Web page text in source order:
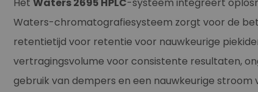
Waters-chromatografiesysteem zorgt voor de
retentietijd voor retentie voor nauwkeurige
vertragingsvolume voor consistente resultaten,
gebruik van dempers en een nauwkeurige